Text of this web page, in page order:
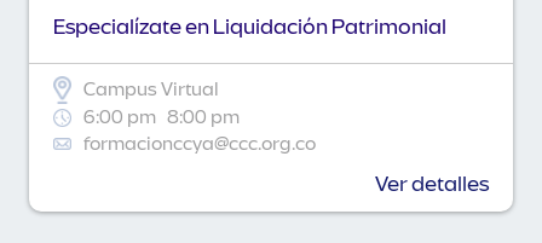
Especialízate en Liquidación Patrimonial
Campus Virtual
6:00 pm 8:00 pm
formacionccya@ccc.org.co
Ver detalles